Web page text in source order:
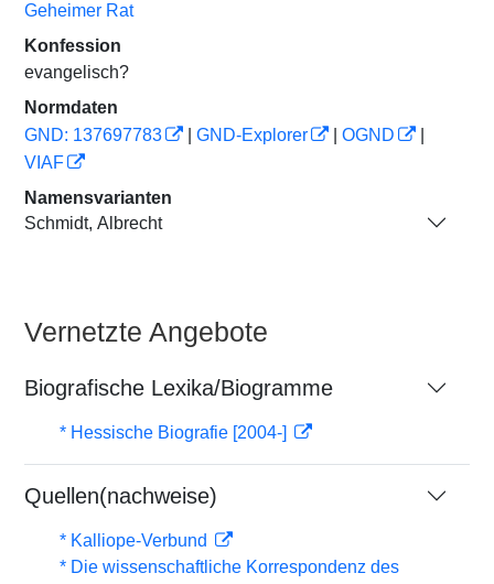
Geheimer Rat
Konfession
evangelisch?
Normdaten
GND: 137697783
GND-Explorer OGND
VIAF
Namensvarianten
Schmidt, Albrecht
Vernetzte Angebote
Biografische Lexika/Biogramme
* Hessische Biografie [2004-]
Quellen(nachweise)
* Kalliope-Verbund
* Die wissenschaftliche Korrespondenz des